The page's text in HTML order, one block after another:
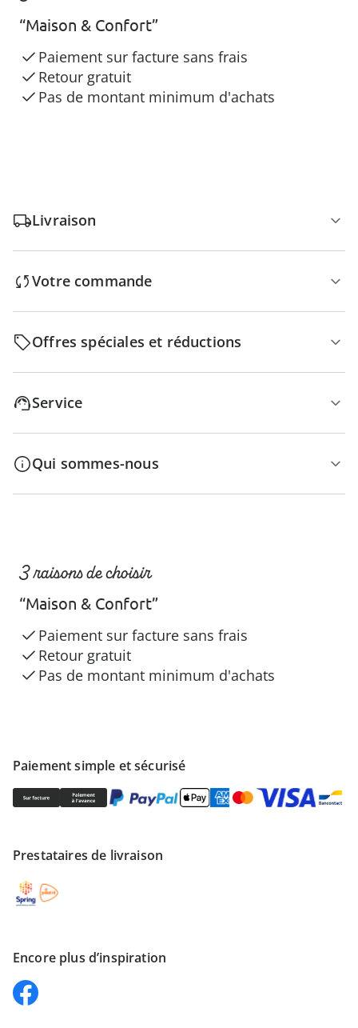
“Maison & Confort”
Paiement sur facture sans frais
Retour gratuit
Pas de montant minimum d'achats
Livraison
Votre commande
Offres spéciales et réductions
Service
Qui sommes-nous
Paiement simple et sécurisé
Prestataires de livraison
Encore plus d’inspiration
3 raisons de choisir
“Maison & Confort”
Paiement sur facture sans frais
Retour gratuit
Pas de montant minimum d'achats